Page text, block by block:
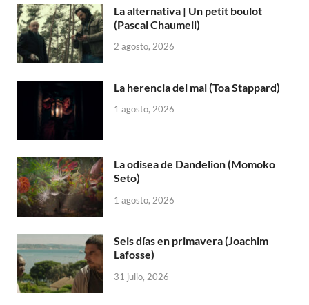
La alternativa | Un petit boulot
(Pascal Chaumeil)
2 agosto, 2026
La herencia del mal (Toa Stappard)
1 agosto, 2026
La odisea de Dandelion (Momoko
Seto)
1 agosto, 2026
Seis días en primavera (Joachim
Lafosse)
31 julio, 2026